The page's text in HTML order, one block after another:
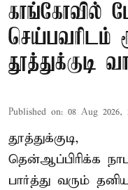
காங்கோவில்
செய்பவரிடம்
தூத்துக்குடி
Published on: 08 Aug 2026,
தூத்துக்குடி,
தென்ஆப்பிரிக்க
பார்த்து வரும்